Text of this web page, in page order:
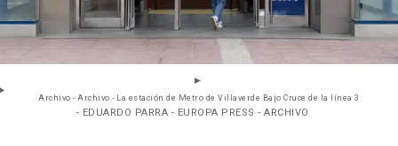
Archivo - Archivo.- La estación de Metro de Villaverde Bajo Cruce de la línea 3
- EDUARDO PARRA - EUROPA PRESS - ARCHIVO